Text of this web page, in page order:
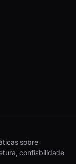
sobre
confiabilidade